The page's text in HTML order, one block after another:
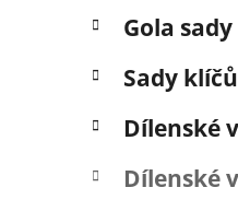
s
r
n
n
í
e
o
i
Gola sady
Sady klíčů
Dílenské
Dílenské